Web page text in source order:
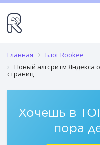
Главная
Блог Rookee
Новый алгоритм Яндекса
страниц
Хочешь в
пора